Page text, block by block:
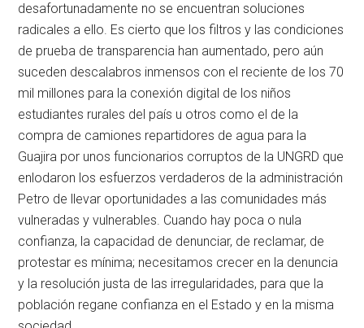
desafortunadamente no se encuentran soluciones
radicales a ello. Es cierto que los filtros y las condiciones
de prueba de transparencia han aumentado, pero aún
suceden descalabros inmensos con el reciente de los 70
mil millones para la conexión digital de los niños
estudiantes rurales del país u otros como el de la
compra de camiones repartidores de agua para la
Guajira por unos funcionarios corruptos de la UNGRD que
enlodaron los esfuerzos verdaderos de la administración
Petro de llevar oportunidades a las comunidades más
vulneradas y vulnerables. Cuando hay poca o nula
confianza, la capacidad de denunciar, de reclamar, de
protestar es mínima; necesitamos crecer en la denuncia
y la resolución justa de las irregularidades, para que la
población regane confianza en el Estado y en la misma